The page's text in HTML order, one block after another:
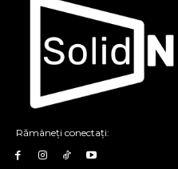
Rămâneți conectați: